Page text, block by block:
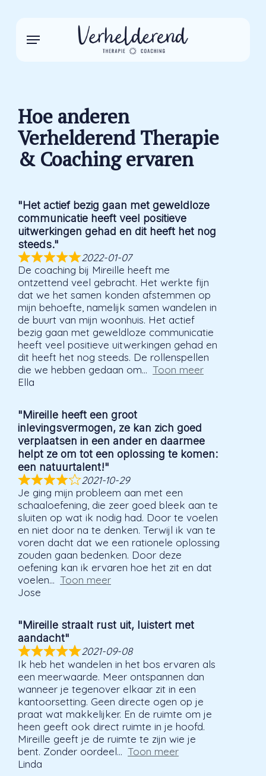
content
Menu
Hoe anderen
Verhelderend Therapie
& Coaching ervaren
"Het actief bezig gaan met geweldloze
communicatie heeft veel positieve
uitwerkingen gehad en dit heeft het nog
steeds."
2022-01-07
De coaching bij Mireille heeft me
ontzettend veel gebracht. Het werkte fijn
dat we het samen konden afstemmen op
mijn behoefte, namelijk samen wandelen in
de buurt van mijn woonhuis. Het actief
bezig gaan met geweldloze communicatie
heeft veel positieve uitwerkingen gehad en
dit heeft het nog steeds. De rollenspellen
die we hebben gedaan om
Toon meer
Ella
"Mireille heeft een groot
inlevingsvermogen, ze kan zich goed
verplaatsen in een ander en daarmee
helpt ze om tot een oplossing te komen:
een natuurtalent!"
2021-10-29
Je ging mijn probleem aan met een
schaaloefening, die zeer goed bleek aan te
sluiten op wat ik nodig had. Door te voelen
en niet door na te denken. Terwijl ik van te
voren dacht dat we een rationele oplossing
zouden gaan bedenken. Door deze
oefening kan ik ervaren hoe het zit en dat
voelen
Toon meer
Jose
"Mireille straalt rust uit, luistert met
aandacht"
2021-09-08
Ik heb het wandelen in het bos ervaren als
een meerwaarde. Meer ontspannen dan
wanneer je tegenover elkaar zit in een
kantoorsetting. Geen directe ogen op je
praat wat makkelijker. En de ruimte om je
heen geeft ook direct ruimte in je hoofd.
Mireille geeft je de ruimte te zijn wie je
bent. Zonder oordeel
Toon meer
Linda